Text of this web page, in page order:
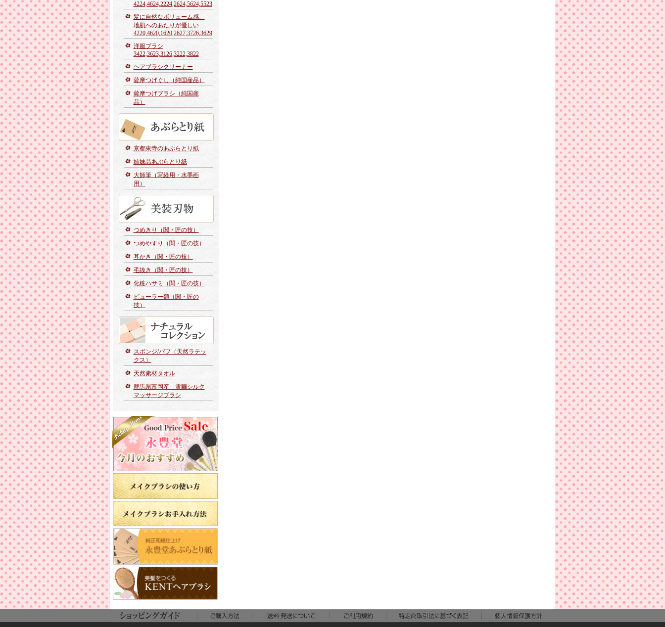
4224,4624,2224,2624,5624,5523
髪に自然なボリューム感、
地肌へのあたりが優しい
4220,4620,1620,2627,3726,3629
洋服ブラシ
3422,3623,3126,3222,3822
ヘアブラシクリーナー
薩摩つげぐし（純国産品）
薩摩つげブラシ（純国産
品）
京都東寺のあぶらとり紙
姉妹品あぶらとり紙
大師筆（写経用・水墨画
用）
つめきり（関・匠の技）
つめやすり（関・匠の技）
耳かき（関・匠の技）
毛抜き（関・匠の技）
化粧ハサミ（関・匠の技）
ビューラー類（関・匠の
技）
スポンジ/パフ（天然ラテッ
クス）
天然素材タオル
群馬県富岡産 雪繭シルク
マッサージブラシ